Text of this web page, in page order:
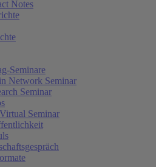
Notes
Seminare
Network Seminar
Seminar
Seminar